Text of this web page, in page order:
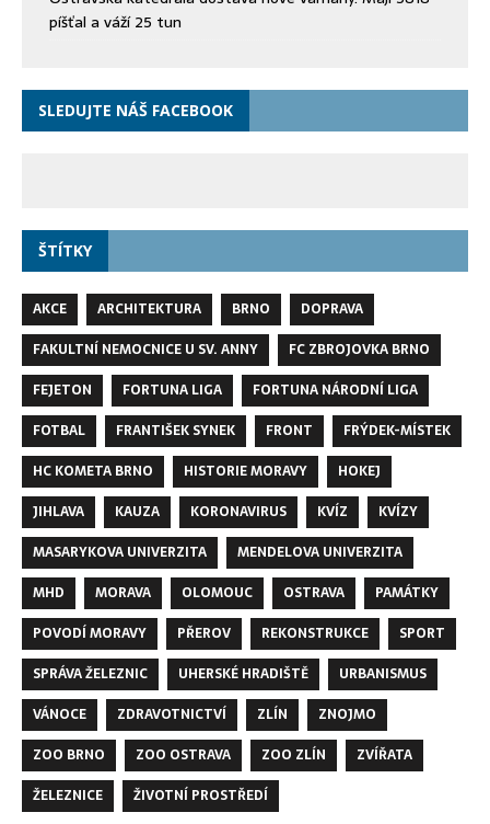
píšťal a váží 25 tun
SLEDUJTE NÁŠ FACEBOOK
ŠTÍTKY
AKCE ARCHITEKTURA BRNO
DOPRAVA
FAKULTNÍ NEMOCNICE U SV. ANNY
FC ZBROJOVKA BRNO
FEJETON
FORTUNA LIGA
FORTUNA NÁRODNÍ LIGA
FOTBAL
FRANTIŠEK SYNEK FRONT
FRÝDEK-MÍSTEK
HC KOMETA BRNO
HISTORIE MORAVY
HOKEJ
JIHLAVA
KAUZA KORONAVIRUS KVÍZ
KVÍZY
MASARYKOVA UNIVERZITA
MENDELOVA UNIVERZITA
MHD
MORAVA OLOMOUC OSTRAVA
PAMÁTKY
POVODÍ MORAVY
PŘEROV REKONSTRUKCE
SPORT
SPRÁVA ŽELEZNIC
UHERSKÉ HRADIŠTĚ
URBANISMUS
VÁNOCE
ZDRAVOTNICTVÍ ZLÍN
ZNOJMO
ZOO BRNO
ZOO OSTRAVA ZOO ZLÍN
ZVÍŘATA
ŽELEZNICE
ŽIVOTNÍ PROSTŘEDÍ